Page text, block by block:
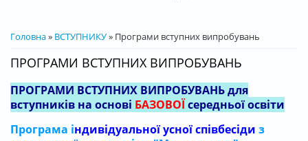
ВИ Є ТУТ
Головна» ВСТУПНИКУ» Програми вступних випробувань
ПРОГРАМИ ВСТУПНИХ ВИПРОБУВАНЬ
ПРОГРАМИ ВСТУПНИХ ВИПРОБУВАНЬ для
вступників на основі БАЗОВОЇсередньої освіти
Програма індивідуальної усної співбесіди з